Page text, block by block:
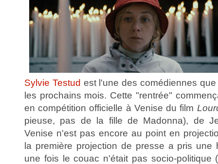
Sylvie Testud est l'une des comédiennes
les prochains mois. Cette "rentrée"
en compétition officielle à Venise du film
pieuse, pas de la fille de Madonna), de
Venise n'est pas encore au point en
la première projection de presse a pris une
une fois le couac n'était pas socio-politique